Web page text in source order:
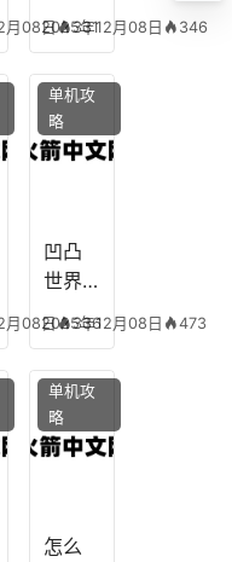
月08日 331
辅助
技能
加
点，
神武
龙宫
怎么
2025年12月08日 346
月08日 336
凹凸
世界
全部
阵容
搭
配，
凹凸
阵容
2025年12月08日 473
单机攻
略
怎么
单机攻
略